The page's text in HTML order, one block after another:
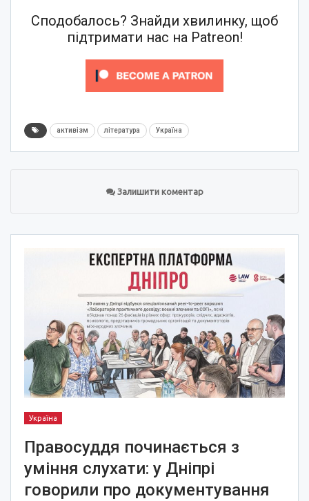
Сподобалось? Знайди хвилинку, щоб
підтримати нас на Patreon!
активізм література Україна
Залишити коментар
Україна
Правосуддя починається з
уміння слухати: у Дніпрі
говорили про документування